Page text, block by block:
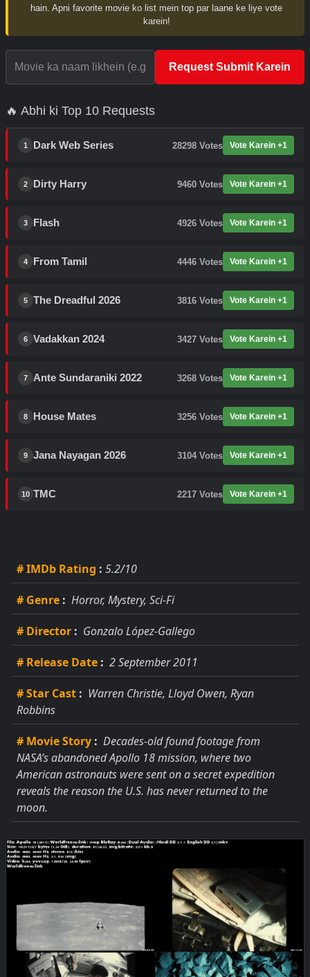
hain. Apni favorite movie ko list mein top par laane ke liye vote
karein!
Request Submit Karein
🔥 Abhi ki Top 10 Requests
1 Dark Web Series 28298 Votes Vote Karein +1
2 Dirty Harry 9460 Votes Vote Karein +1
3 Flash 4926 Votes Vote Karein +1
4 From Tamil 4446 Votes Vote Karein +1
5 The Dreadful 2026 3816 Votes Vote Karein +1
6 Vadakkan 2024 3427 Votes Vote Karein +1
7 Ante Sundaraniki 2022 3268 Votes Vote Karein +1
8 House Mates 3256 Votes Vote Karein +1
9 Jana Nayagan 2026 3104 Votes Vote Karein +1
10 TMC 2217 Votes Vote Karein +1
# IMDb Rating : 5.2/10
# Genre : Horror, Mystery, Sci-Fi
# Director : Gonzalo López-Gallego
# Release Date : 2 September 2011
# Star Cast : Warren Christie, Lloyd Owen, Ryan
Robbins
# Movie Story : Decades-old found footage from
NASA’s abandoned Apollo 18 mission, where two
American astronauts were sent on a secret expedition
reveals the reason the U.S. has never returned to the
moon.